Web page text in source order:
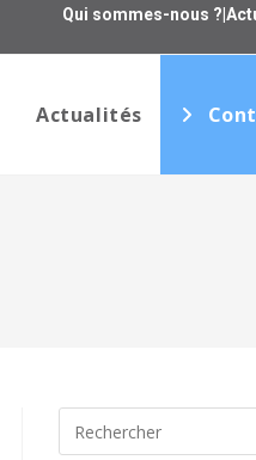
Qui sommes-nous ? |
Actualités